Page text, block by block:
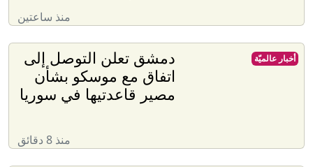
منذ ساعتين
دمشق تعلن التوصل إلى
اتفاق مع موسكو بشأن
مصير قاعدتيها في سوريا
منذ 8 دقائق
أخبار عالميّة